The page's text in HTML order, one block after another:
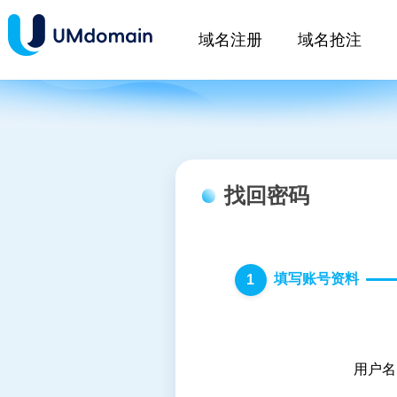
域名注册 域名抢注
找回密码
1 填写账号资料
用户名